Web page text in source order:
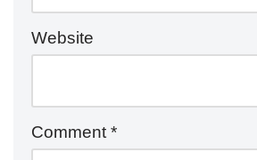
Website
Comment*